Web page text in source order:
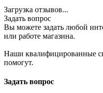
Загрузка отзывов...
Задать вопрос
Вы можете задать любой
или работе магазина.
Наши квалифицированные
помогут.
Задать вопрос